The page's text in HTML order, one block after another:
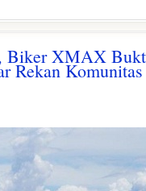
Biker XMAX
Rekan Komunitas